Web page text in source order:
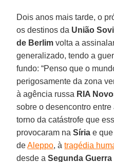
Dois anos mais tarde, o
os destinos da União
de Berlim volta a
generalizado, tendo a
fundo: “Penso que o
perigosamente da zona
à agência russa RIA
sobre o desencontro
torno da catástrofe que
provocaram naSíria e
deAleppo, àtragédia
desde aSegunda Guerra